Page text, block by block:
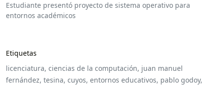
Estudiante presentó proyecto de sistema operativo para
entornos académicos
Etiquetas
licenciatura, ciencias de la computación, juan manuel
fernández, tesina, cuyos, entornos educativos, pablo godoy,